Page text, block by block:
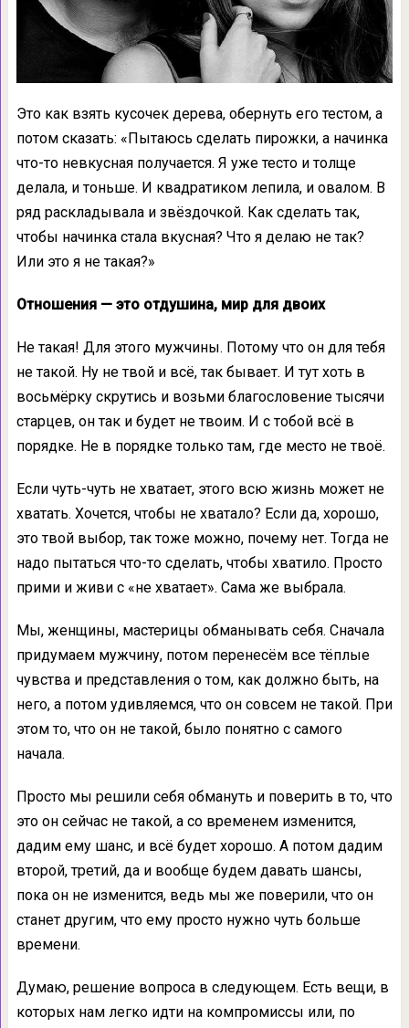
Это как взять кусочек дерева, обернуть его тестом, а
потом сказать: «Пытаюсь сделать пирожки, а начинка
что-то невкусная получается. Я уже тесто и толще
делала, и тоньше. И квадратиком лепила, и овалом. В
ряд раскладывала и звёздочкой. Как сделать так,
чтобы начинка стала вкусная? Что я делаю не так?
Или это я не такая?»
Отношения — это отдушина, мир для двоих
Не такая! Для этого мужчины. Потому что он для тебя
не такой. Ну не твой и всё, так бывает. И тут хоть в
восьмёрку скрутись и возьми благословение тысячи
старцев, он так и будет не твоим. И с тобой всё в
порядке. Не в порядке только там, где место не твоё.
Если чуть-чуть не хватает, этого всю жизнь может не
хватать. Хочется, чтобы не хватало? Если да, хорошо,
это твой выбор, так тоже можно, почему нет. Тогда не
надо пытаться что-то сделать, чтобы хватило. Просто
прими и живи с «не хватает». Сама же выбрала.
Мы, женщины, мастерицы обманывать себя. Сначала
придумаем мужчину, потом перенесём все тёплые
чувства и представления о том, как должно быть, на
него, а потом удивляемся, что он совсем не такой. При
этом то, что он не такой, было понятно с самого
начала.
Просто мы решили себя обмануть и поверить в то, что
это он сейчас не такой, а со временем изменится,
дадим ему шанс, и всё будет хорошо. А потом дадим
второй, третий, да и вообще будем давать шансы,
пока он не изменится, ведь мы же поверили, что он
станет другим, что ему просто нужно чуть больше
времени.
Думаю, решение вопроса в следующем. Есть вещи, в
которых нам легко идти на компромиссы или, по